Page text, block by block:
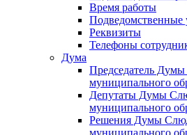
Время работы
Подведомственные
Реквизиты
Телефоны
Дума
Председатель
муниципального
Депутаты Думы
муниципального
Решения Думы